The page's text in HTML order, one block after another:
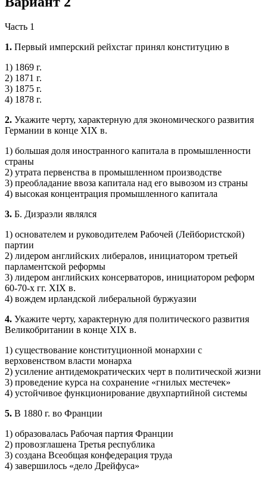
Часть 1
1. Первый имперский рейхстаг принял конституцию в
1) 1869 г.
2) 1871 г.
3) 1875 г.
4) 1878 г.
2. Укажите черту, характерную для экономического развития
Германии в конце XIX в.
1) большая доля иностранного капитала в промышленности
страны
2) утрата первенства в промышленном производстве
3) преобладание ввоза капитала над его вывозом из страны
4) высокая концентрация промышленного капитала
3. Б. Дизраэли являлся
1) основателем и руководителем Рабочей (Лейбористской)
партии
2) лидером английских либералов, инициатором третьей
парламентской реформы
3) лидером английских консерваторов, инициатором реформ
60-70-х гг. XIX в.
4) вождем ирландской либеральной буржуазии
4. Укажите черту, характерную для политического развития
Великобритании в конце XIX в.
1) существование конституционной монархии с
верховенством власти монарха
2) усиление антидемократических черт в политической жизни
3) проведение курса на сохранение «гнилых местечек»
4) устойчивое функционирование двухпартийной системы
5. В 1880 г. во Франции
1) образовалась Рабочая партия Франции
2) провозглашена Третья республика
3) создана Всеобщая конфедерация труда
4) завершилось «дело Дрейфуса»